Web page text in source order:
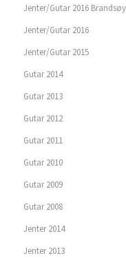
Jenter/Gutar 2016 Brandsøy
Jenter/Gutar 2016
Jenter/Gutar 2015
Gutar 2014
Gutar 2013
Gutar 2012
Gutar 2011
Gutar 2010
Gutar 2009
Gutar 2008
Jenter 2014
Jenter 2013